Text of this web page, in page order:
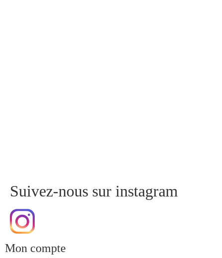
Suivez-nous sur instagram
Mon compte